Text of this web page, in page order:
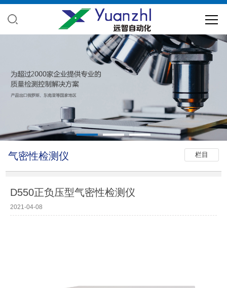
栏目
气密性检测仪
D550正负压型气密性检测仪
2021-04-08